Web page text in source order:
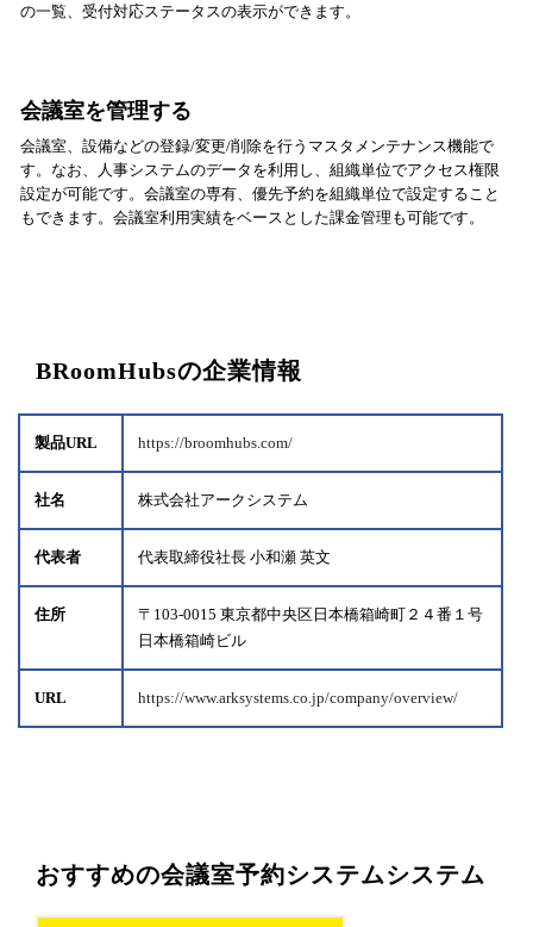
の一覧、受付対応ステータスの表示ができます。
会議室を管理する
会議室、設備などの登録/変更/削除を行うマスタメンテナンス機能で
す。なお、人事システムのデータを利用し、組織単位でアクセス権限
設定が可能です。会議室の専有、優先予約を組織単位で設定すること
もできます。会議室利用実績をベースとした課金管理も可能です。
BRoomHubsの企業情報
製品URL https://broomhubs.com/
社名 株式会社アークシステム
代表者 代表取締役社長 小和瀬 英文
住所
〒103-0015 東京都中央区日本橋箱崎町２４番１号
日本橋箱崎ビル
URL https://www.arksystems.co.jp/company/overview/
おすすめの会議室予約システムシステム